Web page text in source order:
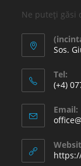
Ne puteți găsi
Sos.
Tel:
(+4)
Email: